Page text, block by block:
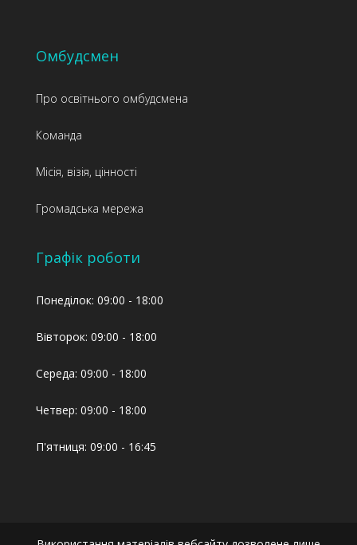
Омбудсмен
Про освітнього омбудсмена
Команда
Місія, візія, цінності
Громадська мережа
Графік роботи
Понеділок: 09:00 - 18:00
Вівторок: 09:00 - 18:00
Середа: 09:00 - 18:00
Четвер: 09:00 - 18:00
П'ятниця: 09:00 - 16:45